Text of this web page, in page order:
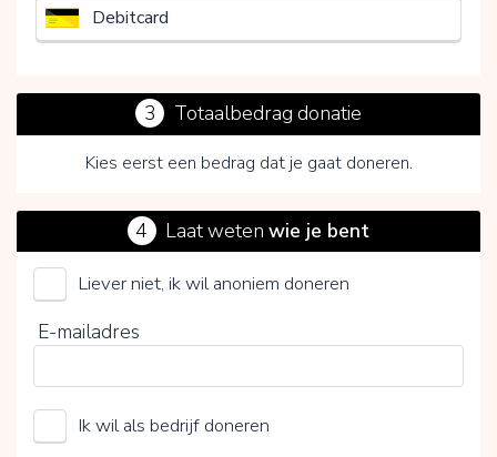
Debitcard
3 Totaalbedrag donatie
Kies eerst een bedrag dat je gaat doneren.
Onderzoeksfonds Hematon
Kies je vrijwillige bijdrage
0%
4 Laat wetenwie je bent
Liever niet, ik wil anoniem doneren
E-mailadres
Ik wil als bedrijf doneren